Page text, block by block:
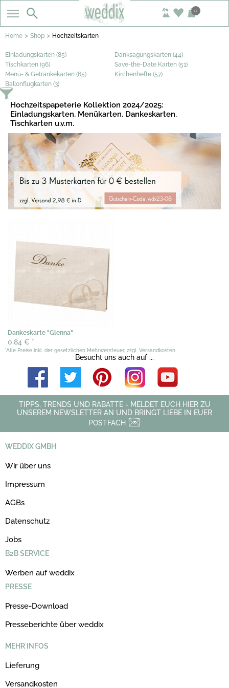
0
Home > Shop > Hochzeitskarten
Einladungskarten (85)
Danksagungskarten (44)
Tischkarten (96)
Save-the-Date Karten (51)
Menü- & Getränkekarten (65)
Kirchenhefte (57)
Ballonflugkarten (3)
Hochzeitspapeterie Kollektion 2024/2025:
Einladungskarten, Menükarten, Dankeskarten,
Tischkarten u.v.m.
Dankeskarte "Glenna"
0,84 € *
*Alle Preise inkl. der gesetzlichen Mehrwersteuer, zzgl. Versandkosten
Besucht uns auch auf ...
TIPPS, TRENDS UND RABATTE - MELDET EUCH HIER ZU
UNSEREM NEWSLETTER AN UND BRINGT LIEBE IN EUER
POSTFACH
WEDDIX GMBH
Wir über uns
Impressum
AGBs
Datenschutz
Jobs
B2B SERVICE
Werben auf weddix
PRESSE
Presse-Download
Presseberichte über weddix
MEHR INFOS
Lieferung
Versandkosten